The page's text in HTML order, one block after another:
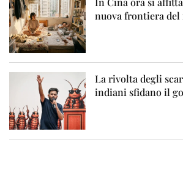
nuova frontiera
La rivolta degli
indiani sfidano il